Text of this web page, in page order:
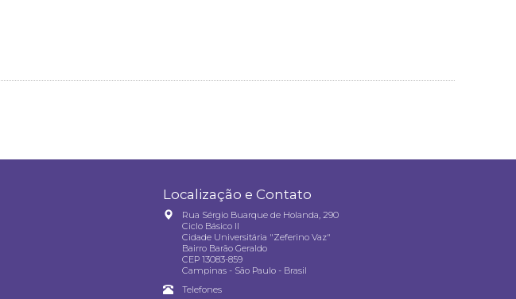
Localização e Contato
Rua Sérgio Buarque de Holanda, 290
Ciclo Básico II
Cidade Universitária "Zeferino Vaz"
Bairro Barão Geraldo
CEP 13083-859
Campinas - São Paulo - Brasil
Telefones